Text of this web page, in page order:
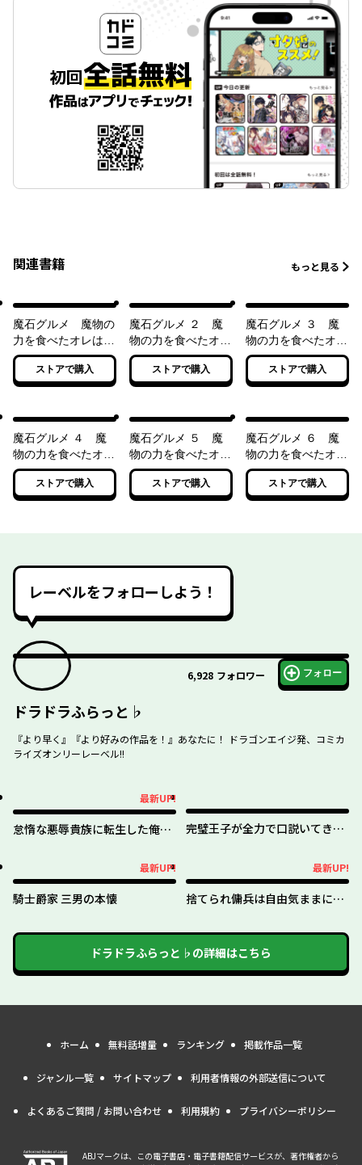
関連書籍 もっと見る
魔石グルメ 魔物の
力を食べたオレは最
強！
ストアで購入
魔石グルメ ２ 魔
物の力を食べたオレ
は最強！
ストアで購入
魔石グルメ ３ 魔
物の力を食べたオレ
は最強！
ストアで購入
魔石グルメ ４ 魔
物の力を食べたオレ
は最強！
ストアで購入
魔石グルメ ５ 魔
物の力を食べたオレ
は最強！
ストアで購入
魔石グルメ ６ 魔
物の力を食べたオレ
は最強！
ストアで購入
レーベルをフォローしよう！
6,928 フォロワー フォロー
ドラドラふらっと♭
『より早く』『より好みの作品を！』あなたに！ ドラゴンエイジ発、コミカ
ライズオンリーレーベル!!
最新UP!
怠惰な悪辱貴族に転生した俺、
完璧王子が全力で口説いてきま
最新UP!
騎士爵家 三男の本懐
最新UP!
捨てられ傭兵は自由気ままに生
ドラドラふらっと♭ の詳細はこちら
ホーム 無料話増量 ランキング 掲載作品一覧
ジャンル一覧 サイトマップ 利用者情報の外部送信について
よくあるご質問 / お問い合わせ 利用規約 プライバシーポリシー
ABJマークは、この電子書店・電子書籍配信サービスが、著作権者から